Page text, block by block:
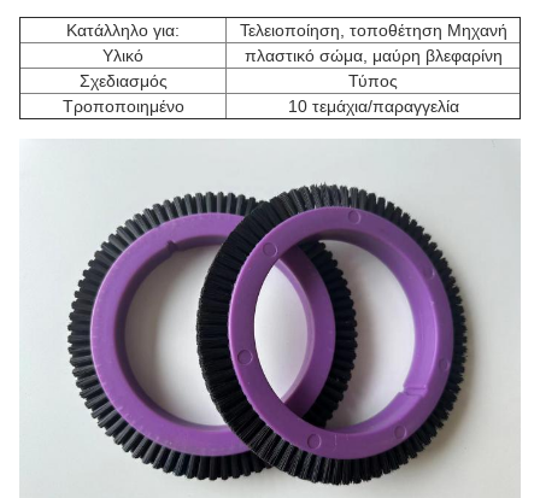
Κατάλληλο για:
Τελειοποίηση, τοποθέτηση Μηχανή
Υλικό
πλαστικό σώμα, μαύρη βλεφαρίνη
Σχεδιασμός
Τύπος
Τροποποιημένο
10 τεμάχια/παραγγελία